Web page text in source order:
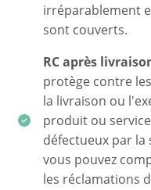
irréparablement
sont couverts.
RC après
protège contre
la livraison ou
produit ou
défectueux par la
vous pouvez
les réclamations